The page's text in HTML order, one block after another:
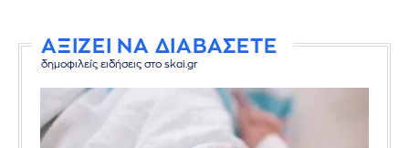
ΑΞΙΖΕΙ ΝΑ ΔΙΑΒΑΣΕΤΕ
δημοφιλείς ειδήσεις στο skai.gr